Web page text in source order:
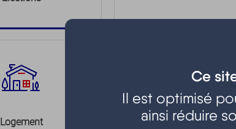
Logement Transports -
Ce
Il est optimisé
ainsi réduire